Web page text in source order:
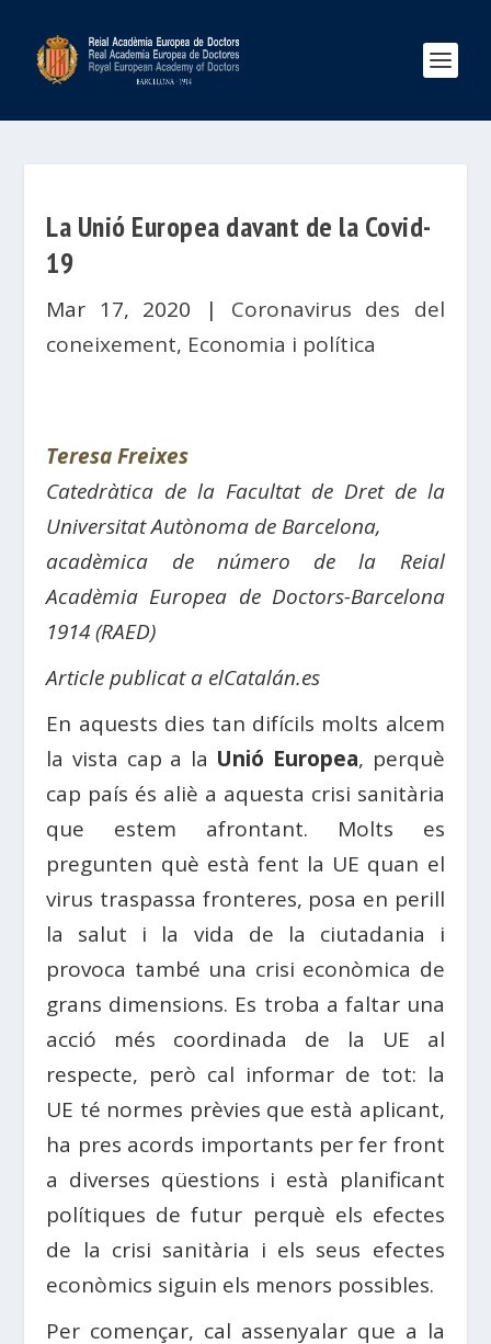
La Unió Europea davant de la Covid-
19
Mar 17, 2020 | Coronavirus des del
coneixement, Economia i política
Teresa Freixes
Catedràtica de la Facultat de Dret de la
Universitat Autònoma de Barcelona,
acadèmica de número de la Reial
Acadèmia Europea de Doctors-Barcelona
1914 (RAED)
Article publicat a elCatalán.es
En aquests dies tan difícils molts alcem
la vista cap a la Unió Europea, perquè
cap país és aliè a aquesta crisi sanitària
que estem afrontant. Molts es
pregunten què està fent la UE quan el
virus traspassa fronteres, posa en perill
la salut i la vida de la ciutadania i
provoca també una crisi econòmica de
grans dimensions. Es troba a faltar una
acció més coordinada de la UE al
respecte, però cal informar de tot: la
UE té normes prèvies que està aplicant,
ha pres acords importants per fer front
a diverses qüestions i està planificant
polítiques de futur perquè els efectes
de la crisi sanitària i els seus efectes
econòmics siguin els menors possibles.
Per començar, cal assenyalar que a la